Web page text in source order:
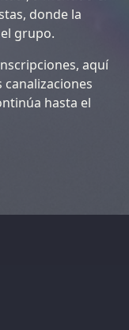
donde la
grupo.
aquí
hasta el